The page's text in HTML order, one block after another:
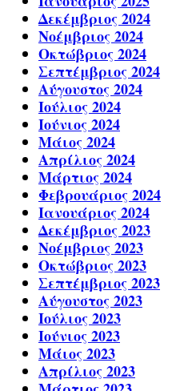
Δεκέμβριος 2024
Νοέμβριος 2024
Οκτώβριος 2024
Σεπτέμβριος 2024
Αύγουστος 2024
Ιούλιος 2024
Ιούνιος 2024
Μάιος 2024
Απρίλιος 2024
Μάρτιος 2024
Φεβρουάριος 2024
Ιανουάριος 2024
Δεκέμβριος 2023
Νοέμβριος 2023
Οκτώβριος 2023
Σεπτέμβριος 2023
Αύγουστος 2023
Ιούλιος 2023
Ιούνιος 2023
Μάιος 2023
Απρίλιος 2023